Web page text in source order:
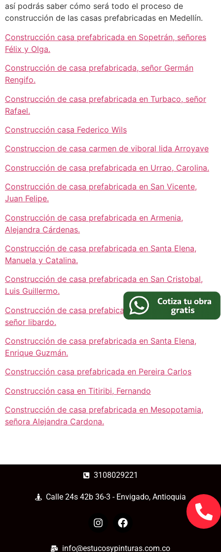
así podrás saber cómo será todo el proceso de
construcción de las casas prefabricadas en Medellín.
Construcción casa prefabricada en Sopetrán, señores
Félix y Olga.
Construcción de casa prefabricada, señor Germán
Rengifo.
Construcción de casa prefabricada en Turbaco, señor
Rafael.
Construcción casa Federico Wils
Construccion de casa carmen de viboral lida Arroyave
Construcción de casa prefabricada en Urrao, Carolina.
Construcción de casa prefabricada en San Vicente,
Juan Felipe.
Construcción de casa prefabricada en Armenia,
Alejandra Cárdenas.
Construcción de casa prefabricada en Santa Elena,
Manuela y Catalina.
Construcción de casa prefabricada en San Cristobal,
Luis Guillermo.
Construcción de casa prefabicada en San Vicente,
señor libardo.
Construcción de casa prefabricada en Santa Elena,
Enrique Guzmán.
Construcción casa prefabricada en Pereira Carlos
Construcción casa en Titiribi, Fernando
Construcción de casa prefabricada en Mesopotamia,
señora Alejandra Cardona.
3108029221
Calle 24s 42b 36-3 - Envigado, Antioquia
info@estucosypinturas.com.co